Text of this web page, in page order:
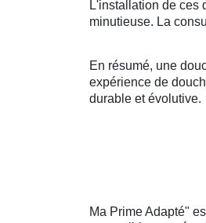
L'installation de ces
minutieuse. La
En résumé, une
expérience de
durable et évolutive.
Ma Prime Adapté"